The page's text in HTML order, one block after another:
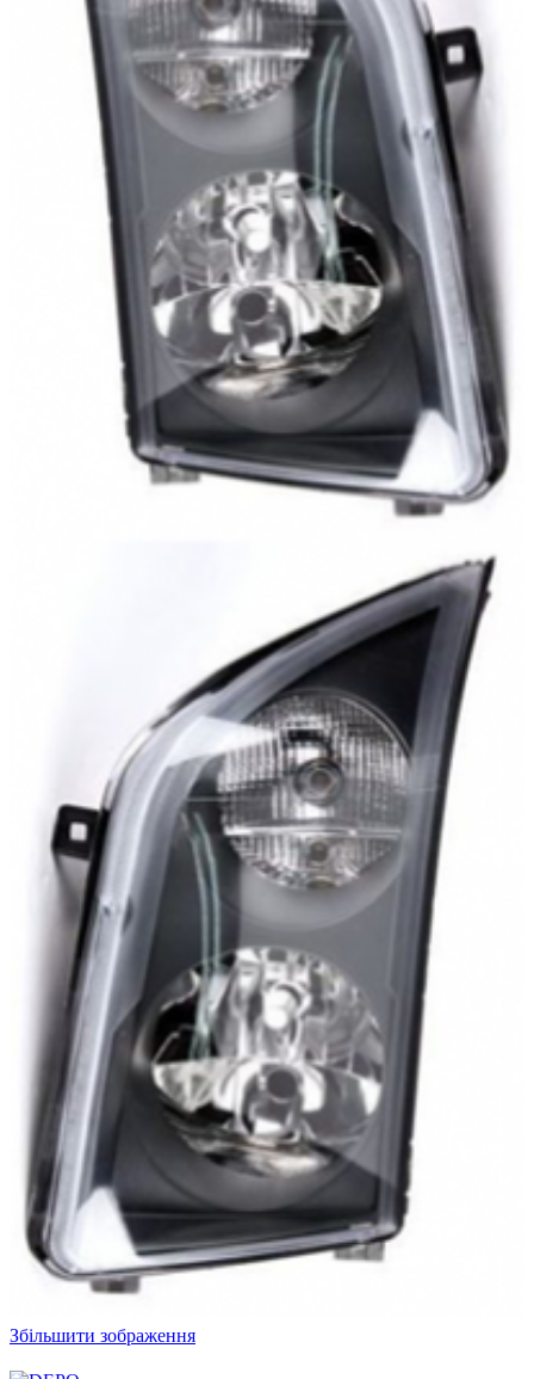
Збільшити зображення